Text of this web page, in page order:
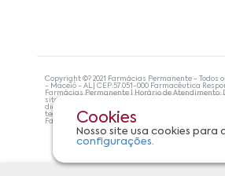
Cookies
Nosso site usa cookies
configurações.
Copyright ©? 2021 Farmácias Permanente - Todos
- Maceió - AL| CEP:57.051-000 Farmacêutica
Farmácias Permanente | Horário de Atendimento:
site não devem ser utilizadas para
diagnosticar problemas de saúde e prescrever o
tecnologias mais avançadas de proteção de
Farmácias Permanente. Todos os pedidos